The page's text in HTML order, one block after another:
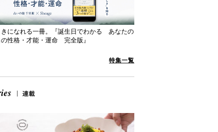
きになれる一冊。『誕生日でわかる あなたの
性格・才能・運命 完全版』
特集一覧